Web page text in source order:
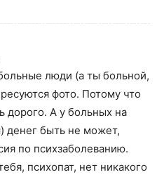
люди (а ты больной,
фото. Потому что
дорого. А у больных на
денег быть не может,
по психзаболеванию.
психопат, нет никакого